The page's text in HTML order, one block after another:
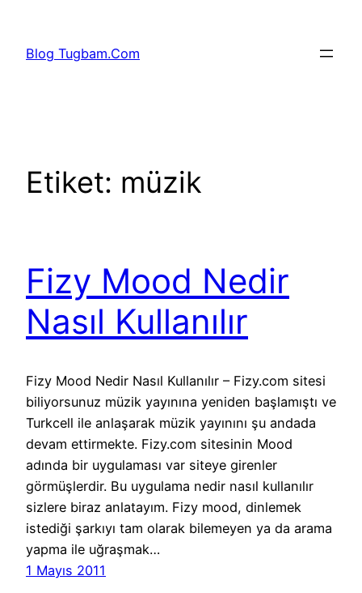
Blog Tugbam.Com
Etiket: müzik
Fizy Mood Nedir
Nasıl Kullanılır
Fizy Mood Nedir Nasıl Kullanılır – Fizy.com sitesi
biliyorsunuz müzik yayınına yeniden başlamıştı ve
Turkcell ile anlaşarak müzik yayınını şu andada
devam ettirmekte. Fizy.com sitesinin Mood
adında bir uygulaması var siteye girenler
görmüşlerdir. Bu uygulama nedir nasıl kullanılır
sizlere biraz anlatayım. Fizy mood, dinlemek
istediği şarkıyı tam olarak bilemeyen ya da arama
yapma ile uğraşmak…
1 Mayıs 2011